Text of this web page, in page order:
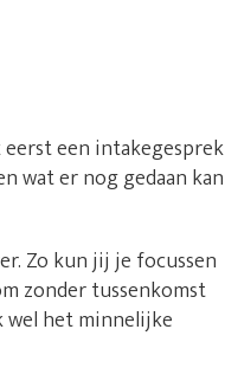
een intakegesprek
wat er nog gedaan kan
Zo kun jij je focussen
zonder tussenkomst
wel het minnelijke